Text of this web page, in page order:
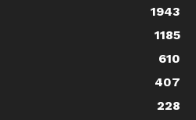
1943
1185
610
407
228